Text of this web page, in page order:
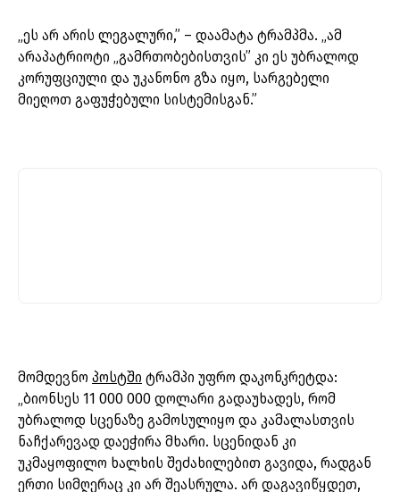
„ეს არ არის ლეგალური,” – დაამატა ტრამპმა. „ამ
არაპატრიოტი „გამრთობებისთვის” კი ეს უბრალოდ
კორუფციული და უკანონო გზა იყო, სარგებელი
მიეღოთ გაფუჭებული სისტემისგან.”
მომდევნო პოსტში ტრამპი უფრო დაკონკრეტდა:
„ბიონსეს 11 000 000 დოლარი გადაუხადეს, რომ
უბრალოდ სცენაზე გამოსულიყო და კამალასთვის
ნაჩქარევად დაეჭირა მხარი. სცენიდან კი
უკმაყოფილო ხალხის შეძახილებით გავიდა, რადგან
ერთი სიმღერაც კი არ შეასრულა. არ დაგავიწყდეთ,